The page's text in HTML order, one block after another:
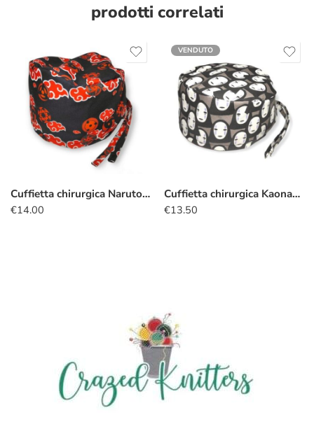
prodotti correlati
Cuffietta chirurgica Naruto nuvola rossa
€14.00
VENDUTO
Cuffietta chirurgica Kaonashi
€13.50